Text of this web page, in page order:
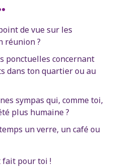
de vue sur les
réunion ?
ponctuelles concernant
dans ton quartier ou au
sympas qui, comme toi,
plus humaine ?
un verre, un café ou
fait pour toi !